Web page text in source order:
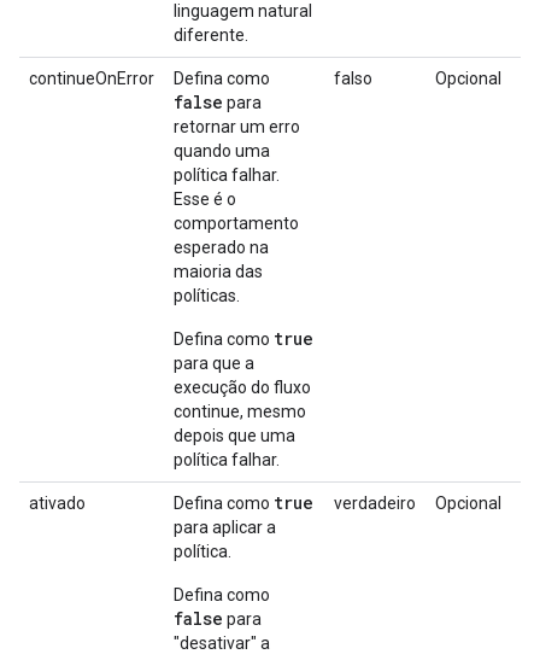
linguagem natural
diferente.
continueOnError Defina como
false para
retornar um erro
quando uma
política falhar.
Esse é o
comportamento
esperado na
maioria das
políticas.
Defina como true
para que a
execução do fluxo
continue, mesmo
depois que uma
política falhar.
falso Opcional
ativado Defina como true
para aplicar a
política.
Defina como
false para
"desativar" a
verdadeiro Opcional